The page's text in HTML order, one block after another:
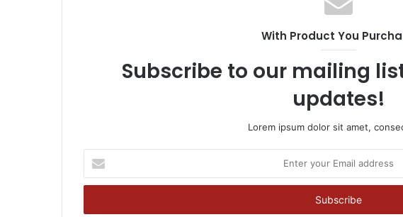
With Product You
Subscribe to our mailing
updates!
Lorem ipsum dolor sit amet,
your
Email